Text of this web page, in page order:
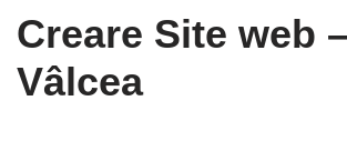
Creare Site web –
Vâlcea